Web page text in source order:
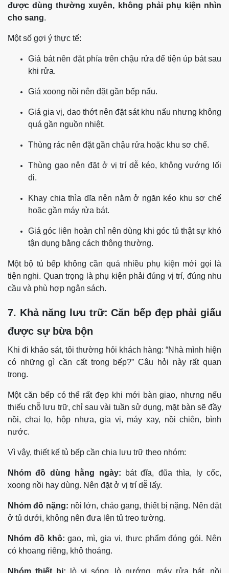
được dùng thường xuyên, không phải phụ kiện nhìn
cho sang.
Một số gợi ý thực tế:
Giá bát nên đặt phía trên chậu rửa để tiện úp bát sau
khi rửa.
Giá xoong nồi nên đặt gần bếp nấu.
Giá gia vị, dao thớt nên đặt sát khu nấu nhưng không
quá gần nguồn nhiệt.
Thùng rác nên đặt gần chậu rửa hoặc khu sơ chế.
Thùng gạo nên đặt ở vị trí dễ kéo, không vướng lối
đi.
Khay chia thìa dĩa nên nằm ở ngăn kéo khu sơ chế
hoặc gần máy rửa bát.
Giá góc liên hoàn chỉ nên dùng khi góc tủ thật sự khó
tận dụng bằng cách thông thường.
Một bộ tủ bếp không cần quá nhiều phụ kiện mới gọi là
tiện nghi. Quan trọng là phụ kiện phải đúng vị trí, đúng nhu
cầu và phù hợp ngân sách.
7. Khả năng lưu trữ: Căn bếp đẹp phải giấu
được sự bừa bộn
Khi đi khảo sát, tôi thường hỏi khách hàng: “Nhà mình hiện
có những gì cần cất trong bếp?” Câu hỏi này rất quan
trọng.
Một căn bếp có thể rất đẹp khi mới bàn giao, nhưng nếu
thiếu chỗ lưu trữ, chỉ sau vài tuần sử dụng, mặt bàn sẽ đầy
nồi, chai lọ, hộp nhựa, gia vị, máy xay, nồi chiên, bình
nước.
Vì vậy, thiết kế tủ bếp cần chia lưu trữ theo nhóm:
Nhóm đồ dùng hằng ngày: bát đĩa, đũa thìa, ly cốc,
xoong nồi hay dùng. Nên đặt ở vị trí dễ lấy.
Nhóm đồ nặng: nồi lớn, chảo gang, thiết bị nặng. Nên đặt
ở tủ dưới, không nên đưa lên tủ treo tường.
Nhóm đồ khô: gạo, mì, gia vị, thực phẩm đóng gói. Nên
có khoang riêng, khô thoáng.
Nhóm thiết bị: lò vi sóng, lò nướng, máy rửa bát, nồi